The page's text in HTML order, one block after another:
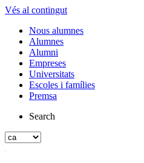
Vés al contingut
Nous alumnes
Alumnes
Alumni
Empreses
Universitats
Escoles i famílies
Premsa
Search